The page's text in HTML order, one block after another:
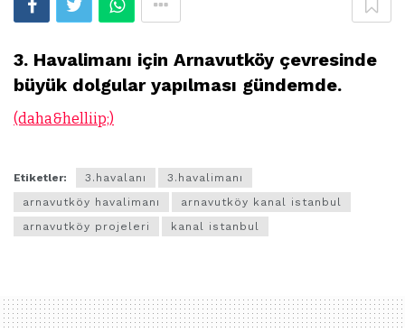
3. Havalimanı için Arnavutköy çevresinde
büyük dolgular yapılması gündemde.
(daha&helliip;)
Etiketler: 3.havalanı
3.havalimanı
arnavutköy havalimanı
arnavutköy kanal istanbul
arnavutköy projeleri
kanal istanbul